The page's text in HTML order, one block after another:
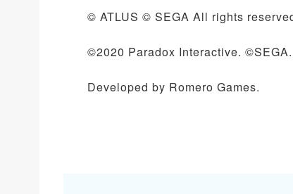
© ATLUS © SEGA All rights
©2020 Paradox Interactive. ©SEGA.
Developed by Romero Games.